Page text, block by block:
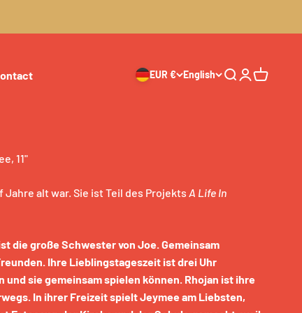
EUR € English Search
Login
Cart
11"
alt war. Sie ist Teil des Projekts A Life In
die große Schwester von Joe. Gemeinsam
Ihre Lieblingstageszeit ist drei Uhr
sie gemeinsam spielen können. Rhojan ist ihre
In ihrer Freizeit spielt Jeymee am Liebsten,